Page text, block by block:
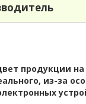
продукции
из-за